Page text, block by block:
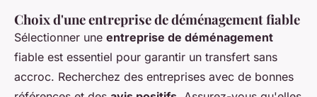
Choix d'une entreprise de déménagement fiable
Sélectionner une entreprise de déménagement
fiable est essentiel pour garantir un transfert sans
accroc. Recherchez des entreprises avec de bonnes